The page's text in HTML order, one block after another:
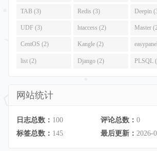
TAB (3) Redis (3) Deepin
UDF (3) htaccess (2) Master
CentOS (2) Kangle (2)
list (2) Django (2) PLSQL
网站统计
日志总数： 100 评论总数： 0
标签总数： 145 最后更新： 2026-